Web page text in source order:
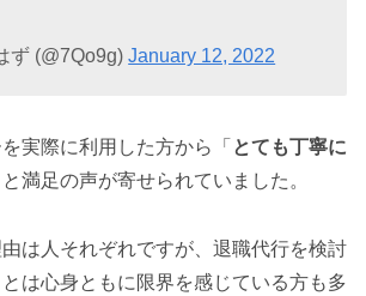
ず (@7Qo9g)January 12, 2022
実際に利用した方から「 とても丁寧に
と満足の声が寄せられていました。
は人それぞれですが、退職代行を検討
は心身ともに限界を感じている方も多